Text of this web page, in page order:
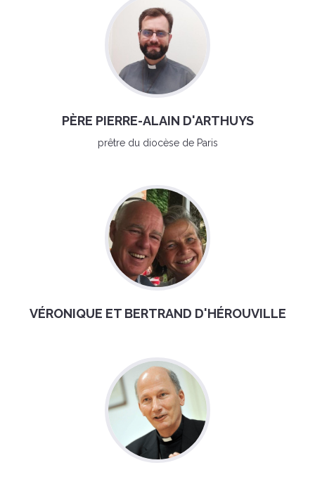
PÈRE PIERRE-ALAIN D'ARTHUYS
prêtre du diocèse de Paris
VÉRONIQUE ET BERTRAND D'HÉROUVILLE